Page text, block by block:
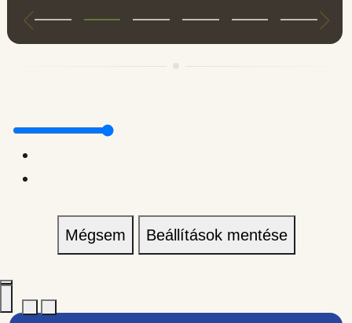
Mégsem Beállítások mentése